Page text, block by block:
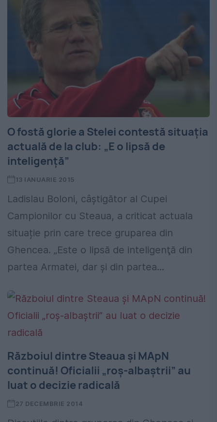
O fostă glorie a Stelei contestă situația
actuală de la club: „E o lipsă de
inteligenţă”
13 IANUARIE 2015
Ladislau Boloni, câștigător al Cupei
Campionilor cu Steaua, a criticat actuala
situație prin care trece gruparea din
Ghencea. „Este o lipsă de inteligenţă din
partea Armatei, dar şi din partea...
Războiul dintre Steaua şi MApN
continuă! Oficialii „roş-albaştrii” au
luat o decizie radicală
27 DECEMBRIE 2014